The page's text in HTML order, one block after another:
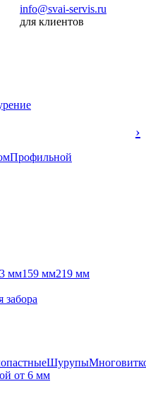
info@svai-servis.ru
для клиентов
›
Профильной
мм159 мм219 мм
забора
Шурупы
от 6 мм